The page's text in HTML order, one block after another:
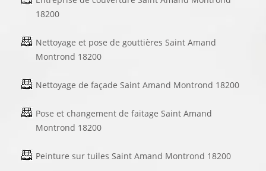
18200
Nettoyage et pose de gouttières Saint Amand
Montrond 18200
Nettoyage de façade Saint Amand Montrond 18200
Pose et changement de faitage Saint Amand
Montrond 18200
Peinture sur tuiles Saint Amand Montrond 18200